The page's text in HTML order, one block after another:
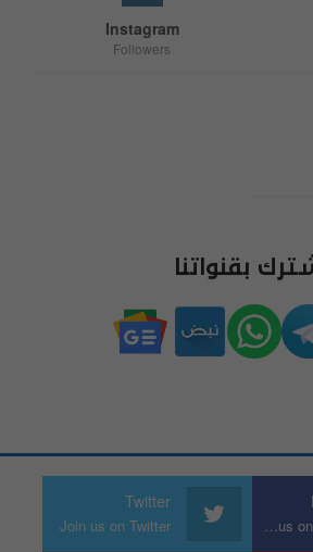
Instagram
Followers
بقنواتنا
Join us on Facebook
Twitter
Join us on Twitter